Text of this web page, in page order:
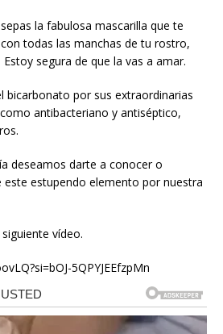
la fabulosa mascarilla que te
todas las manchas de tu rostro,
segura de que la vas a amar.
bicarbonato por sus extraordinarias
antibacteriano y antiséptico,
deseamos darte a conocer o
este estupendo elemento por nuestra
vídeo.
5QPYJEEfzpMn